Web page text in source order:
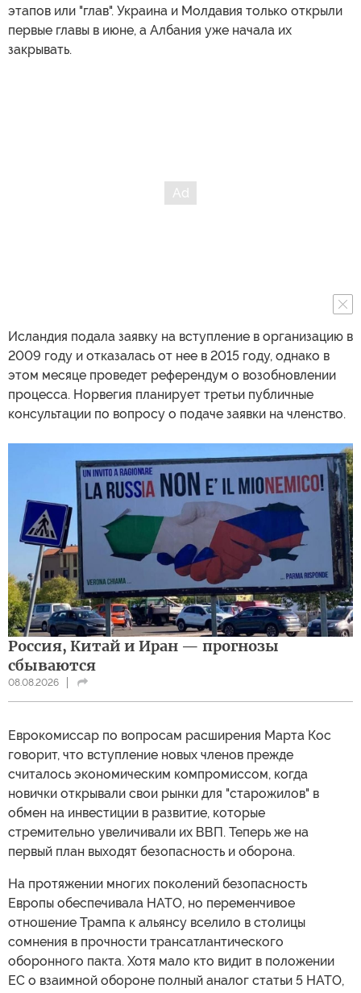
этапов или "глав". Украина и Молдавия только открыли
первые главы в июне, а Албания уже начала их
закрывать.
Исландия подала заявку на вступление в организацию в
2009 году и отказалась от нее в 2015 году, однако в
этом месяце проведет референдум о возобновлении
процесса. Норвегия планирует третьи публичные
консультации по вопросу о подаче заявки на членство.
Россия, Китай и Иран — прогнозы
сбываются
08.08.2026
Еврокомиссар по вопросам расширения Марта Кос
говорит, что вступление новых членов прежде
считалось экономическим компромиссом, когда
новички открывали свои рынки для "старожилов" в
обмен на инвестиции в развитие, которые
стремительно увеличивали их ВВП. Теперь же на
первый план выходят безопасность и оборона.
На протяжении многих поколений безопасность
Европы обеспечивала НАТО, но переменчивое
отношение Трампа к альянсу вселило в столицы
сомнения в прочности трансатлантического
оборонного пакта. Хотя мало кто видит в положении
ЕС о взаимной обороне полный аналог статьи 5 НАТО,